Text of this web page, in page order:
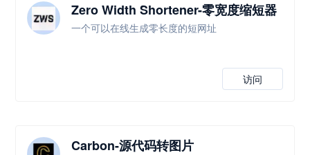
Zero Width Shortener-零宽度缩短器
一个可以在线生成零长度的短网址
访问
Carbon-源代码转图片